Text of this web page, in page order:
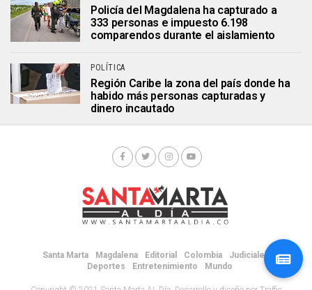
Policía del Magdalena ha capturado a
333 personas e impuesto 6.198
comparendos durante el aislamiento
POLÍTICA
Región Caribe la zona del país donde ha
habido más personas capturadas y
dinero incautado
Santa Marta Magdalena Editorial Colombia
Judiciales
Deportes
Entretenimiento Mundo